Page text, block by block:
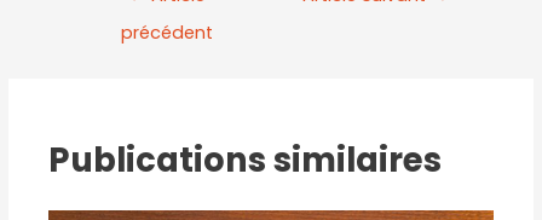
précédent
Publications similaires